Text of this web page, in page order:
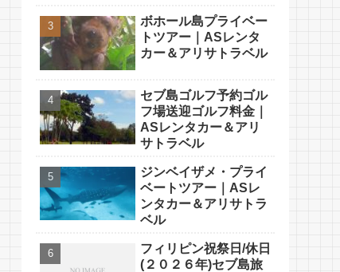
ボホール島プライベー
トツアー｜ASレンタ
カー＆アリサトラベル
セブ島ゴルフ予約ゴル
フ場送迎ゴルフ料金｜
ASレンタカー＆アリ
サトラベル
ジンベイザメ・プライ
ベートツアー｜ASレ
ンタカー＆アリサトラ
ベル
フィリピン祝祭日/休日
(２０２６年)セブ島旅